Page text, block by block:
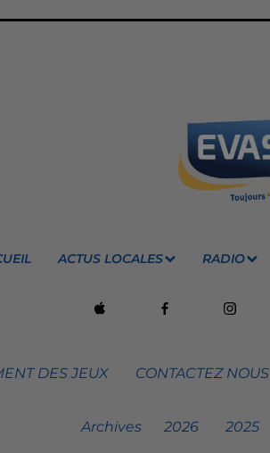
ACTUS LOCALES RADIO
DES JEUX CONTACTEZ NOUS
Archives 2026 2025